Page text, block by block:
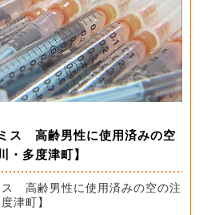
ス 高齢男性に使用済みの空
・多度津町】
ス 高齢男性に使用済みの空の注
津町】